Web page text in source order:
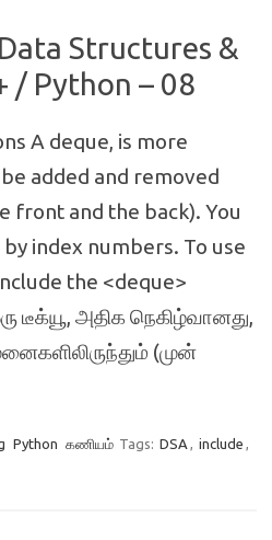
Structures &
/ Python – 08
A deque, is more
added and removed
front and the back). You
by index numbers. To use
the <deque>
டீக்யூ, அதிக நெகிழ்வானது,
(முன்
Python கணியம் Tags: DSA , include ,